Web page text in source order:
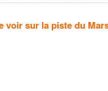
voir sur la piste du